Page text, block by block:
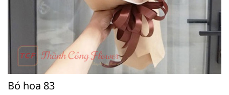
Bó hoa 83